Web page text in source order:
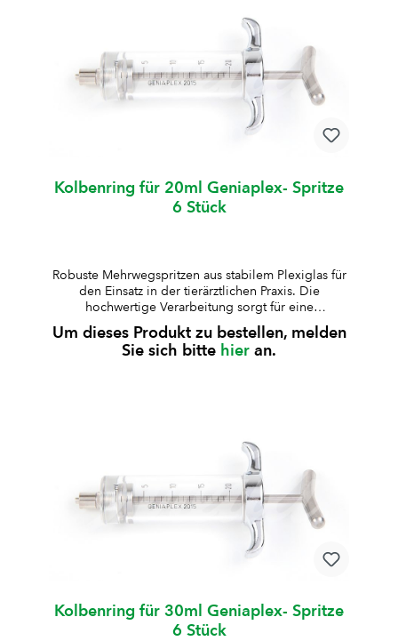
KolbenringGraduierungHubW008654Standard10
mlW0086550.5 mlzentralW006795Standard20
mlW0090451 mlexcentrischW008756kurz30
mlW0087882 mlexcentrischW007637kurz50
mlW0087352 mlexcentrischW008736lang100
mlW0087352 mlexcentrischW008638Standard200
mlW0086115 mlexcentrisch
Kolbenring für 20ml Geniaplex- Spritze
6 Stück
Robuste Mehrwegspritzen aus stabilem Plexiglas für
den Einsatz in der tierärztlichen Praxis. Die
hochwertige Verarbeitung sorgt für eine
zuverlässige Anwendung und lange Lebensdauer.
aus besonders stabilem Plexiglas gefertigtKolben,
Kolbenstange und Griff aus rostfreiem Stahl, Deckel
KolbenringGraduierungHubW008654Standard10
mlW0086550.5 mlzentralW006795Standard20
mlW0090451 mlexcentrischW008756kurz30
mlW0087882 mlexcentrischW007637kurz50
mlW0087352 mlexcentrischW008736lang100
mlW0087352 mlexcentrischW008638Standard200
mlW0086115 mlexcentrisch
Um dieses Produkt zu bestellen, melden
Sie sich bitte hier an.
Kolbenring für 30ml Geniaplex- Spritze
6 Stück